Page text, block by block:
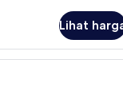
Lihat